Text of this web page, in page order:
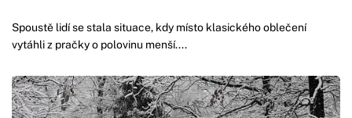
Spoustě lidí se stala situace, kdy místo klasického oblečení
vytáhli z pračky o polovinu menší....